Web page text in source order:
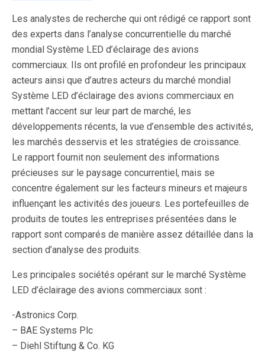
Les analystes de recherche qui ont rédigé ce rapport sont
des experts dans l’analyse concurrentielle du marché
mondial Système LED d’éclairage des avions
commerciaux. Ils ont profilé en profondeur les principaux
acteurs ainsi que d’autres acteurs du marché mondial
Système LED d’éclairage des avions commerciaux en
mettant l’accent sur leur part de marché, les
développements récents, la vue d’ensemble des activités,
les marchés desservis et les stratégies de croissance.
Le rapport fournit non seulement des informations
précieuses sur le paysage concurrentiel, mais se
concentre également sur les facteurs mineurs et majeurs
influençant les activités des joueurs. Les portefeuilles de
produits de toutes les entreprises présentées dans le
rapport sont comparés de manière assez détaillée dans la
section d’analyse des produits.
Les principales sociétés opérant sur le marché Système
LED d’éclairage des avions commerciaux sont :
-Astronics Corp.
– BAE Systems Plc
– Diehl Stiftung & Co. KG